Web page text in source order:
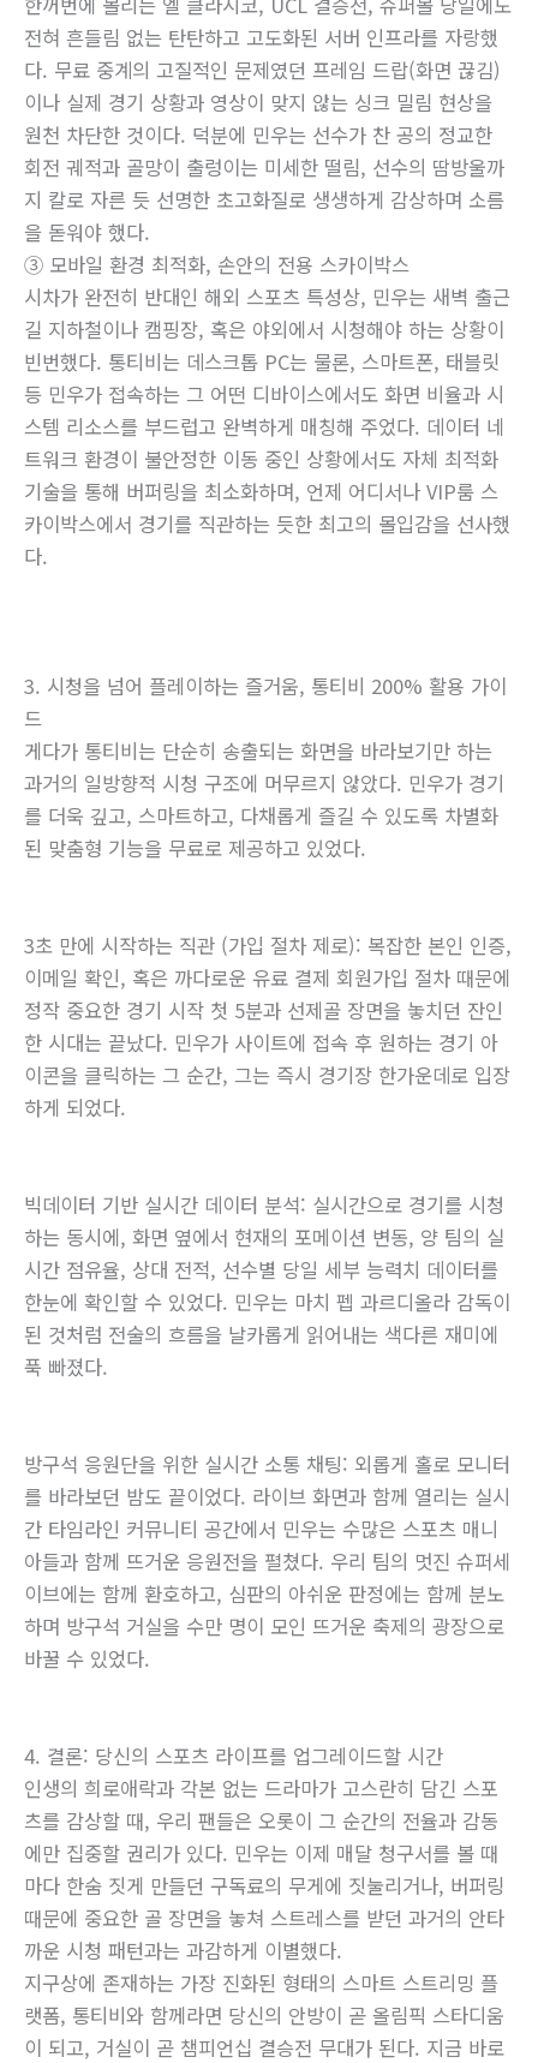
전혀 흔들림 없는 탄탄하고 고도화된 서버 인프라를 자랑했
다. 무료 중계의 고질적인 문제였던 프레임 드랍(화면 끊김)
이나 실제 경기 상황과 영상이 맞지 않는 싱크 밀림 현상을
원천 차단한 것이다. 덕분에 민우는 선수가 찬 공의 정교한
회전 궤적과 골망이 출렁이는 미세한 떨림, 선수의 땀방울까
지 칼로 자른 듯 선명한 초고화질로 생생하게 감상하며 소름
을 돋워야 했다.
③ 모바일 환경 최적화, 손안의 전용 스카이박스
시차가 완전히 반대인 해외 스포츠 특성상, 민우는 새벽 출근
길 지하철이나 캠핑장, 혹은 야외에서 시청해야 하는 상황이
빈번했다. 통티비는 데스크톱 PC는 물론, 스마트폰, 태블릿
등 민우가 접속하는 그 어떤 디바이스에서도 화면 비율과 시
스템 리소스를 부드럽고 완벽하게 매칭해 주었다. 데이터 네
트워크 환경이 불안정한 이동 중인 상황에서도 자체 최적화
기술을 통해 버퍼링을 최소화하며, 언제 어디서나 VIP룸 스
카이박스에서 경기를 직관하는 듯한 최고의 몰입감을 선사했
다.
3. 시청을 넘어 플레이하는 즐거움, 통티비 200% 활용 가이
드
게다가 통티비는 단순히 송출되는 화면을 바라보기만 하는
과거의 일방향적 시청 구조에 머무르지 않았다. 민우가 경기
를 더욱 깊고, 스마트하고, 다채롭게 즐길 수 있도록 차별화
된 맞춤형 기능을 무료로 제공하고 있었다.
3초 만에 시작하는 직관 (가입 절차 제로): 복잡한 본인 인증,
이메일 확인, 혹은 까다로운 유료 결제 회원가입 절차 때문에
정작 중요한 경기 시작 첫 5분과 선제골 장면을 놓치던 잔인
한 시대는 끝났다. 민우가 사이트에 접속 후 원하는 경기 아
이콘을 클릭하는 그 순간, 그는 즉시 경기장 한가운데로 입장
하게 되었다.
빅데이터 기반 실시간 데이터 분석: 실시간으로 경기를 시청
하는 동시에, 화면 옆에서 현재의 포메이션 변동, 양 팀의 실
시간 점유율, 상대 전적, 선수별 당일 세부 능력치 데이터를
한눈에 확인할 수 있었다. 민우는 마치 펩 과르디올라 감독이
된 것처럼 전술의 흐름을 날카롭게 읽어내는 색다른 재미에
푹 빠졌다.
방구석 응원단을 위한 실시간 소통 채팅: 외롭게 홀로 모니터
를 바라보던 밤도 끝이었다. 라이브 화면과 함께 열리는 실시
간 타임라인 커뮤니티 공간에서 민우는 수많은 스포츠 매니
아들과 함께 뜨거운 응원전을 펼쳤다. 우리 팀의 멋진 슈퍼세
이브에는 함께 환호하고, 심판의 아쉬운 판정에는 함께 분노
하며 방구석 거실을 수만 명이 모인 뜨거운 축제의 광장으로
바꿀 수 있었다.
4. 결론: 당신의 스포츠 라이프를 업그레이드할 시간
인생의 희로애락과 각본 없는 드라마가 고스란히 담긴 스포
츠를 감상할 때, 우리 팬들은 오롯이 그 순간의 전율과 감동
에만 집중할 권리가 있다. 민우는 이제 매달 청구서를 볼 때
마다 한숨 짓게 만들던 구독료의 무게에 짓눌리거나, 버퍼링
때문에 중요한 골 장면을 놓쳐 스트레스를 받던 과거의 안타
까운 시청 패턴과는 과감하게 이별했다.
지구상에 존재하는 가장 진화된 형태의 스마트 스트리밍 플
랫폼, 통티비와 함께라면 당신의 안방이 곧 올림픽 스타디움
이 되고, 거실이 곧 챔피언십 결승전 무대가 된다. 지금 바로